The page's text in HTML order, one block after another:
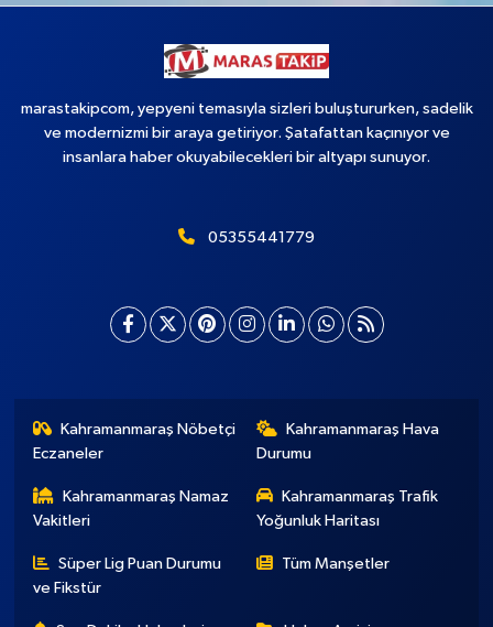
marastakipcom, yepyeni temasıyla sizleri buluştururken, sadelik
ve modernizmi bir araya getiriyor. Şatafattan kaçınıyor ve
insanlara haber okuyabilecekleri bir altyapı sunuyor.
05355441779
Kahramanmaraş Nöbetçi
Eczaneler
Kahramanmaraş Hava
Durumu
Kahramanmaraş Namaz
Vakitleri
Kahramanmaraş Trafik
Yoğunluk Haritası
Süper Lig Puan Durumu
ve Fikstür
Tüm Manşetler